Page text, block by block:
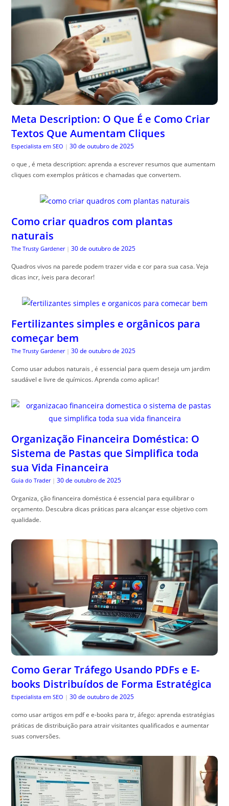
Meta Description: O Que É e Como Criar
Textos Que Aumentam Cliques
Especialista em SEO | 30 de outubro de 2025
o que , é meta description: aprenda a escrever resumos que aumentam
cliques com exemplos práticos e chamadas que convertem.
Como criar quadros com plantas
naturais
The Trusty Gardener | 30 de outubro de 2025
Quadros vivos na parede podem trazer vida e cor para sua casa. Veja
dicas incr, íveis para decorar!
Fertilizantes simples e orgânicos para
começar bem
The Trusty Gardener | 30 de outubro de 2025
Como usar adubos naturais , é essencial para quem deseja um jardim
saudável e livre de químicos. Aprenda como aplicar!
Organização Financeira Doméstica: O
Sistema de Pastas que Simplifica toda
sua Vida Financeira
Guia do Trader | 30 de outubro de 2025
Organiza, ção financeira doméstica é essencial para equilibrar o
orçamento. Descubra dicas práticas para alcançar esse objetivo com
qualidade.
Como Gerar Tráfego Usando PDFs e E-
books Distribuídos de Forma Estratégica
Especialista em SEO | 30 de outubro de 2025
como usar artigos em pdf e e-books para tr, áfego: aprenda estratégias
práticas de distribuição para atrair visitantes qualificados e aumentar
suas conversões.